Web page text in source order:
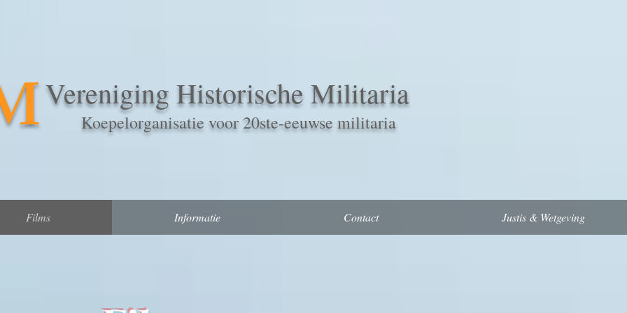
Vereniging Historische Militaria
Koepelorganisatie voor 20ste-eeuwse militaria
Films Informatie Contact Justis & Wetgeving